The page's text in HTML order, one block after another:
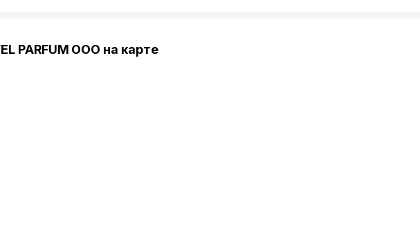
PARFUM ООО на карте